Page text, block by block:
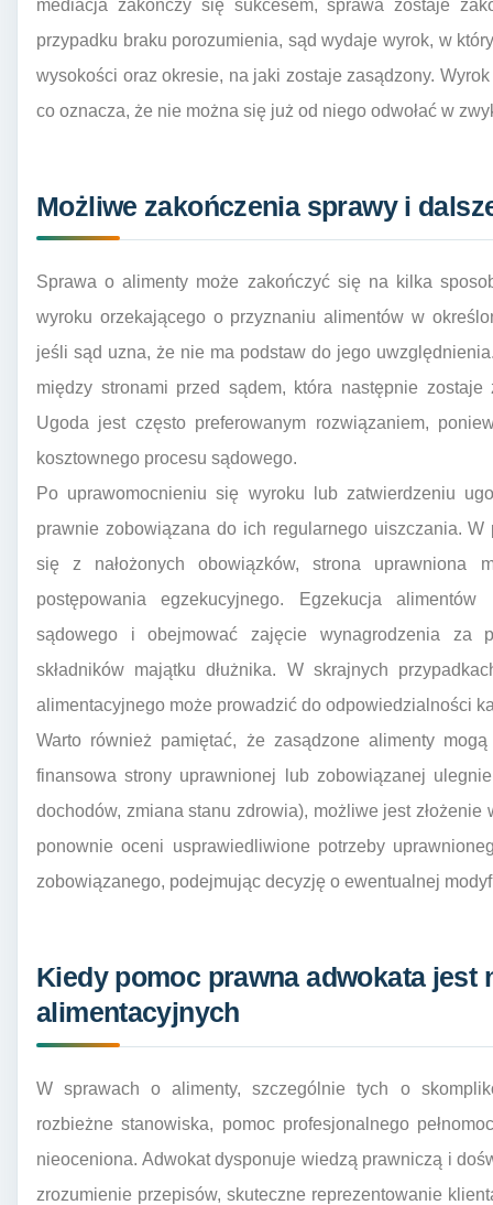
mediacja zakończy się sukcesem, sprawa zostaje
przypadku braku porozumienia, sąd wydaje wyrok, w
wysokości oraz okresie, na jaki zostaje zasądzony.
co oznacza, że nie można się już od niego odwołać w
Możliwe zakończenia sprawy i
Sprawa o alimenty może zakończyć się na kilka
wyroku orzekającego o przyznaniu alimentów w
jeśli sąd uzna, że nie ma podstaw do jego
między stronami przed sądem, która następnie
Ugoda jest często preferowanym rozwiązaniem,
kosztownego procesu sądowego.
Po uprawomocnieniu się wyroku lub zatwierdzeniu
prawnie zobowiązana do ich regularnego uiszczania.
się z nałożonych obowiązków, strona uprawniona
postępowania egzekucyjnego. Egzekucja
sądowego i obejmować zajęcie wynagrodzenia za
składników majątku dłużnika. W skrajnych
alimentacyjnego może prowadzić do odpowiedzialności
Warto również pamiętać, że zasądzone alimenty
finansowa strony uprawnionej lub zobowiązanej
dochodów, zmiana stanu zdrowia), możliwe jest
ponownie oceni usprawiedliwione potrzeby
zobowiązanego, podejmując decyzję o ewentualnej
Kiedy pomoc prawna adwokata jest
alimentacyjnych
W sprawach o alimenty, szczególnie tych o
rozbieżne stanowiska, pomoc profesjonalnego
nieoceniona. Adwokat dysponuje wiedzą prawniczą i
zrozumienie przepisów, skuteczne reprezentowanie